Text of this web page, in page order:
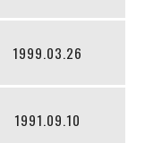
1999.03.26
1991.09.10